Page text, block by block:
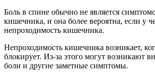
Боль в спине обычно не является
кишечника, и она более вероятна, если у
непроходимость кишечника.
Непроходимость кишечника возникает,
блокирует. Из-за этого могут возникают
боли и другие заметные симптомы.